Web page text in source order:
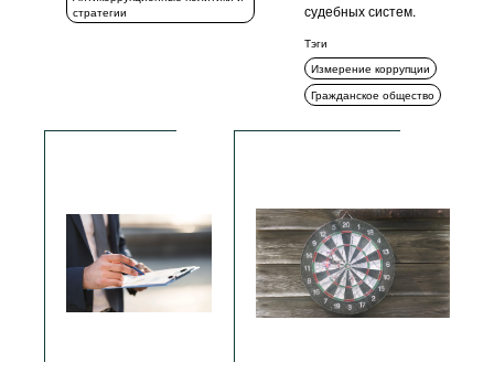
стратегии
судебных систем.
Тэги
Измерение коррупции
Гражданское общество